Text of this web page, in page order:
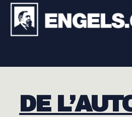
DE